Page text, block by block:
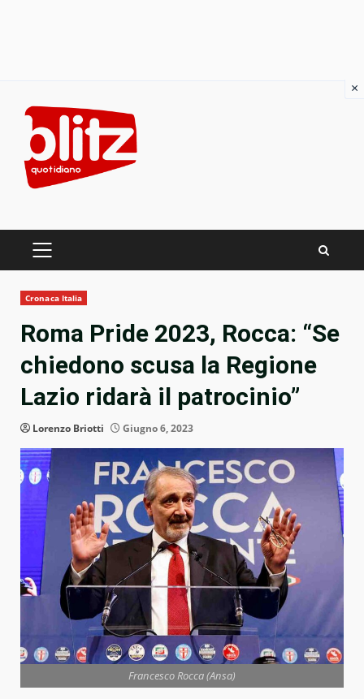
content
PRIMARY
Cronaca Italia
Roma Pride 2023, Rocca: “Se
chiedono scusa la Regione
Lazio ridarà il patrocinio”
Lorenzo Briotti Giugno 6, 2023
Francesco Rocca (Ansa)
×